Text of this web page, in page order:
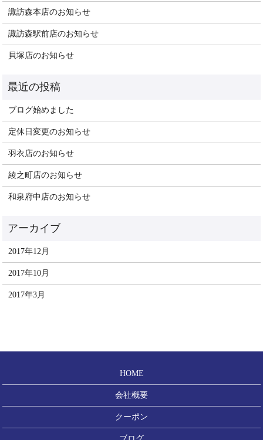
諏訪森本店のお知らせ
諏訪森駅前店のお知らせ
貝塚店のお知らせ
ブログ始めました
定休日変更のお知らせ
羽衣店のお知らせ
綾之町店のお知らせ
和泉府中店のお知らせ
2017年12月
2017年10月
2017年3月
HOME
会社概要
クーポン